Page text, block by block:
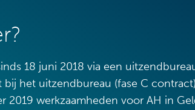
18 juni 2018 via een
bij het uitzendbureau (fase C
2019 werkzaamheden voor AH in